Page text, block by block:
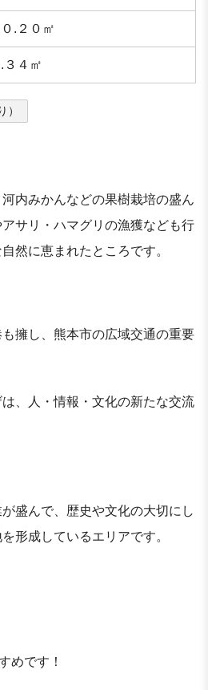
.２０㎡
３４㎡
）
内みかんなどの果樹栽培の盛ん
サリ・ハマグリの漁獲なども行
然に恵まれたところです。
擁し、熊本市の広域交通の重要
、人・情報・文化の新たな交流
盛んで、歴史や文化の大切にし
形成しているエリアです。
めです！